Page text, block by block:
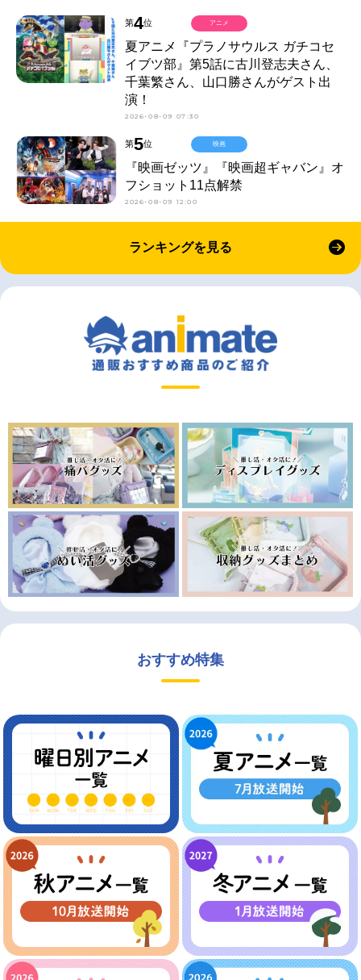
第4位
夏アニメ『プラノサウルス ガチコセ
イブツ部』第5話に古川登志夫さん、
千葉繁さん、山口勝さんがゲスト出
演！
2026-08-09 07:30
アニメ
第5位
『映画ゼッツ』『映画超ギャバン』オ
フショット11点解禁
2026-08-09 12:00
映画
ランキングを見る
おすすめ特集